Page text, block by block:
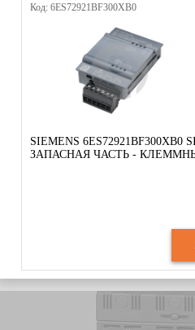
Код: 6ES72921BF300XB0
SIEMENS 6ES72921BF300XB0
ЗАПАСНАЯ ЧАСТЬ -